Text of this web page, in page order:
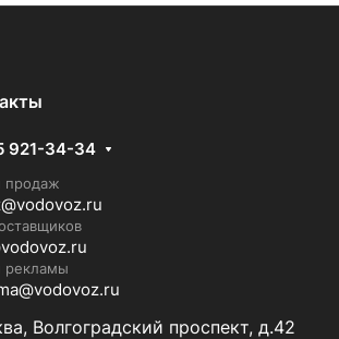
921-34-34
продаж
рекламы
Волгоградский проспект, д.42